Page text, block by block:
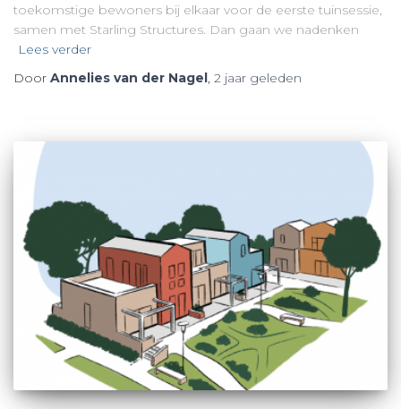
toekomstige bewoners bij elkaar voor de eerste tuinsessie,
samen met Starling Structures. Dan gaan we nadenken
Lees verder
Door Annelies van der Nagel, 2 jaar geleden